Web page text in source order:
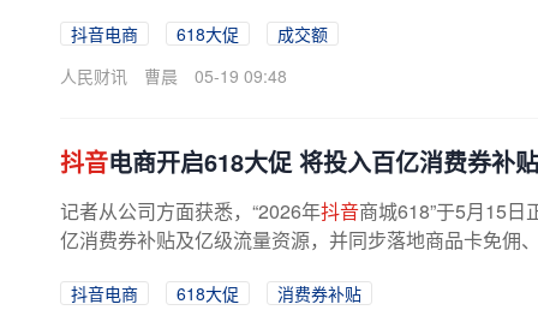
抖音电商 618大促
成交额
人民财讯
曹晨 05-19 09:48
抖音电商开启618大促 将投入百亿消费券补贴
记者从公司方面获悉，“2026年抖音商城618”于5月15
亿消费券补贴及亿级流量资源，并同步落地商品卡免佣
抖音电商 618大促
消费券补贴